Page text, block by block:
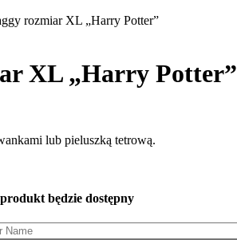
rozmiar XL „Harry Potter”
XL „Harry Potter”
lub pieluszką tetrową.
będzie dostępny